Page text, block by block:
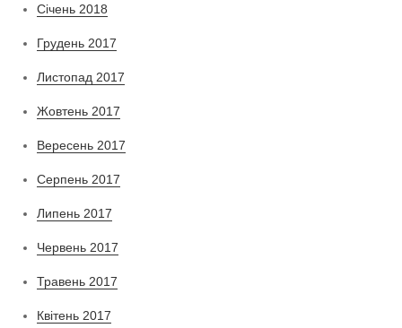
Січень 2018
Грудень 2017
Листопад 2017
Жовтень 2017
Вересень 2017
Серпень 2017
Липень 2017
Червень 2017
Травень 2017
Квітень 2017